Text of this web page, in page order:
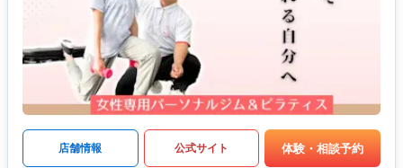
店舗情報 公式サイト 体験・相談予約